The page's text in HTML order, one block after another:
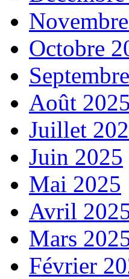
Octobre
Août 2025
Juillet
Juin 2025
Mai 2025
Avril
Mars
Février